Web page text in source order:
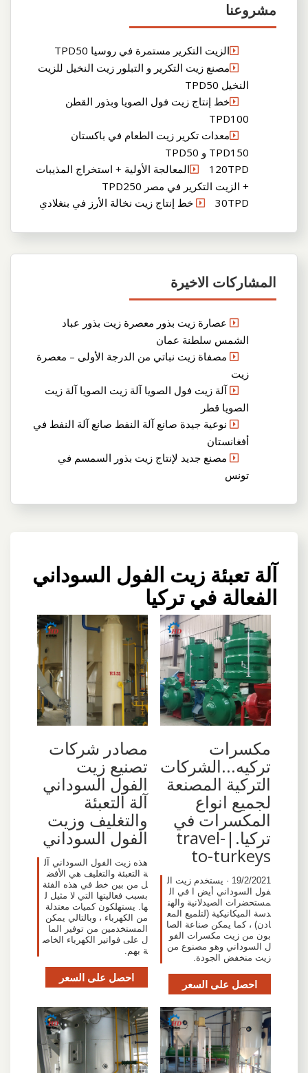
مشروعنا
الزيت التكرير مستمرة في روسيا TPD50
مصنع زيت التكرير و التبلور زيت النخيل للزيت
النخيل TPD50
خط إنتاج زيت فول الصويا وبذور القطن
TPD100
معدات تكرير زيت الطعام في باكستان
TPD150 و TPD50
120TPDالمعالجة الأولية + استخراج المذيبات
+ الزيت التكرير في مصر TPD250
30TPD خط إنتاج زيت نخالة الأرز في بنغلادي
المشاركات الاخيرة
عصارة زيت بذور معصرة زيت بذور عباد
الشمس سلطنة عمان
مصفاة زيت نباتي من الدرجة الأولى – معصرة
زيت
آلة زيت فول الصويا آلة زيت الصويا آلة زيت
الصويا قطر
نوعية جيدة صانع آلة النفط صانع آلة النفط في
أفغانستان
مصنع جديد لإنتاج زيت بذور السمسم في
تونس
آلة تعبئة زيت الفول السوداني
الفعالة في تركيا
مكسرات
تركيه...الشركات
التركية المصنعة
لجميع انواع
المكسرات في
تركيا.|travel-
to-turkeys
19/2/2021 · يستخدم زيت ال
فول السوداني أيض ا في ال
مستحضرات الصيدلانية والهن
دسة الميكانيكية (لتلميع المع
ادن) ، كما يمكن صناعة الصا
بون من زيت مكسرات الفو
ل السوداني وهو مصنوع من
زيت منخفض الجودة.
احصل على السعر
مصادر شركات
تصنيع زيت
الفول السوداني
آلة التعبئة
والتغليف وزيت
الفول السوداني
هذه زيت الفول السوداني آل
ة التعبئة والتغليف هي الأفض
ل من بين خط في هذه الفئة
بسبب فعاليتها التي لا مثيل ل
ها. يستهلكون كميات معتدلة
من الكهرباء ، وبالتالي يمكن
المستخدمين من توفير الما
ل على فواتير الكهرباء الخاص
ة بهم.
احصل على السعر